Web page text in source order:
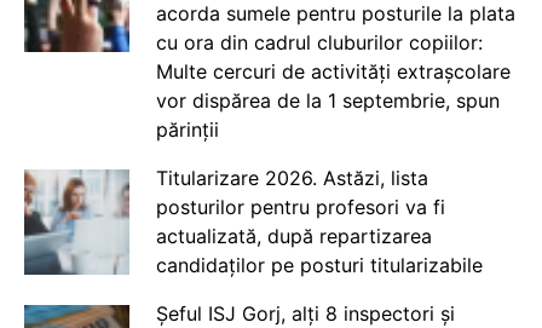
acorda sumele pentru posturile la plata
cu ora din cadrul cluburilor copiilor:
Multe cercuri de activități extrașcolare
vor dispărea de la 1 septembrie, spun
părinții
Titularizare 2026. Astăzi, lista
posturilor pentru profesori va fi
actualizată, după repartizarea
candidaților pe posturi titularizabile
Șeful ISJ Gorj, alți 8 inspectori și